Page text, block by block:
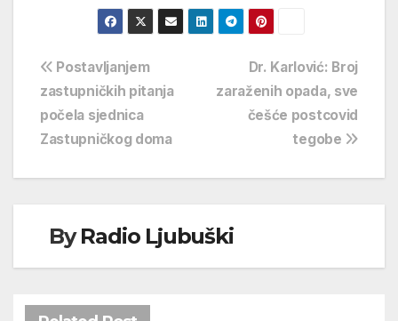
Navigacija
objava
Dr. Karlović: Broj
zaraženih opada, sve
češće postcovid
tegobe
Postavljanjem
zastupničkih pitanja
počela sjednica
Zastupničkog doma
ByRadio Ljubuški